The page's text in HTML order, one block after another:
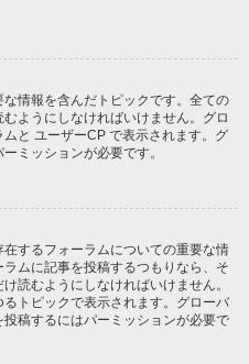
情報を含んだトピックです。全ての
ようにしなければいけません。グロ
と ユーザーCP で表示されます。グ
ミッションが必要です。
するフォーラムについての重要な情
ムに記事を投稿するつもりなら、そ
読むようにしなければいけません。
トピックで表示されます。グローバ
稿するにはパーミッションが必要で